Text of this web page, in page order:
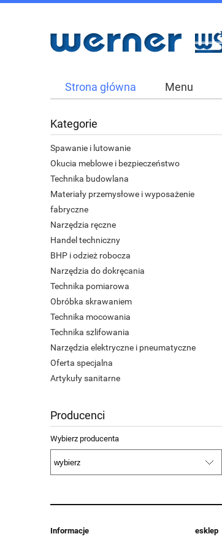
Strona główna Menu
Kategorie
Spawanie i lutowanie
Okucia meblowe i bezpieczeństwo
Technika budowlana
Materiały przemysłowe i wyposażenie
fabryczne
Narzędzia ręczne
Handel techniczny
BHP i odzież robocza
Narzędzia do dokręcania
Technika pomiarowa
Obróbka skrawaniem
Technika mocowania
Technika szlifowania
Narzędzia elektryczne i pneumatyczne
Oferta specjalna
Artykuły sanitarne
Producenci
Wybierz producenta
Informacje esklep